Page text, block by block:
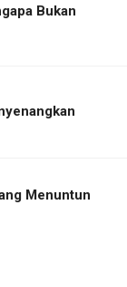
Bukan
Menuntun